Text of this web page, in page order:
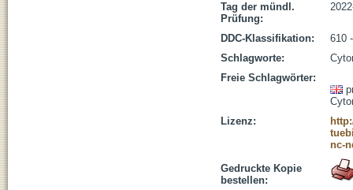
Tag der mündl.
Prüfung:
DDC-Klassifikation:
610
Schlagworte:
Freie Schlagwörter:
Lizenz:
nc-
Gedruckte Kopie
bestellen: